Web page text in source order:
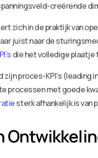
creërende
zich in de praktijk van
juist naar de
die het volledige plaatje
zijn proces-KPI’s
processen met goede
sterk afhankelijk is van